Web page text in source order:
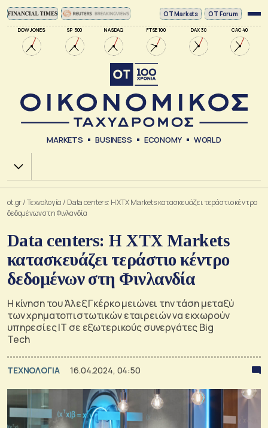
DOW JONES SP 500 NASDAQ FTSE 100 DAX 30 CAC 40
ΟΤ Markets OT Forum
MARKETS BUSINESS ECONOMY WORLD
Χ.Α.
ot.gr/Τεχνολογία / Data centers: Η XTX Markets κατασκευάζει τεράστιο κέντρο
δεδομένων στη Φινλανδία
Data centers: Η XTX Markets
κατασκευάζει τεράστιο κέντρο
δεδομένων στη Φινλανδία
Η κίνηση του Άλεξ Γκέρκο μειώνει την τάση μεταξύ
των χρηματοπιστωτικών εταιρειών να εκχωρούν
υπηρεσίες ΙΤ σε εξωτερικούς συνεργάτες Big
Tech
ΤΕΧΝΟΛΟΓΙΑ 16.04.2024, 04:50